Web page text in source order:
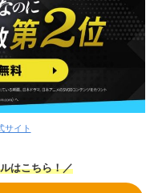
サイト
はこちら！／